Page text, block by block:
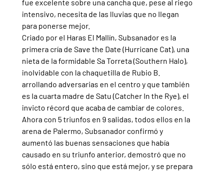
fue excelente sobre una cancha que, pese al riego
intensivo, necesita de las lluvias que no llegan
para ponerse mejor.
Criado por el Haras El Mallín, Subsanador es la
primera cría de Save the Date (Hurricane Cat), una
nieta de la formidable Sa Torreta (Southern Halo),
inolvidable con la chaquetilla de Rubio B.
arrollando adversarias en el centro y que también
es la cuarta madre de Satu (Catcher In the Rye), el
invicto récord que acaba de cambiar de colores.
Ahora con 5 triunfos en 9 salidas, todos ellos en la
arena de Palermo, Subsanador confirmó y
aumentó las buenas sensaciones que había
causado en su triunfo anterior, demostró que no
sólo está entero, sino que está mejor, y se prepara